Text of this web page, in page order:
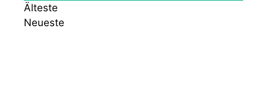
Älteste
Neueste